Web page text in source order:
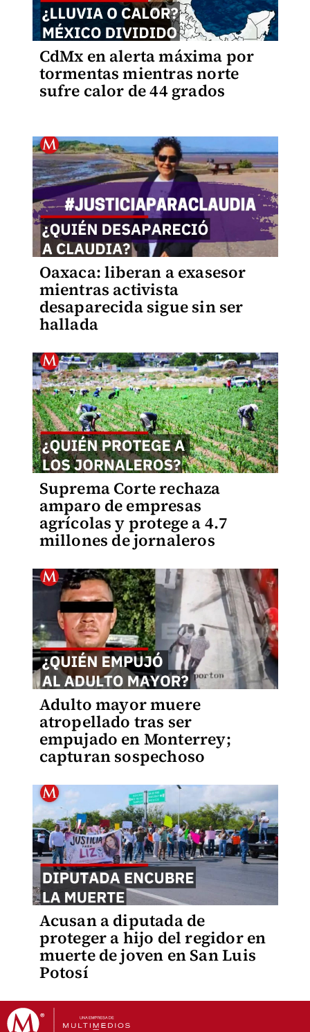
CdMx en alerta máxima por
tormentas mientras norte
sufre calor de 44 grados
Oaxaca: liberan a exasesor
mientras activista
desaparecida sigue sin ser
hallada
Suprema Corte rechaza
amparo de empresas
agrícolas y protege a 4.7
millones de jornaleros
Adulto mayor muere
atropellado tras ser
empujado en Monterrey;
capturan sospechoso
Acusan a diputada de
proteger a hijo del regidor en
muerte de joven en San Luis
Potosí